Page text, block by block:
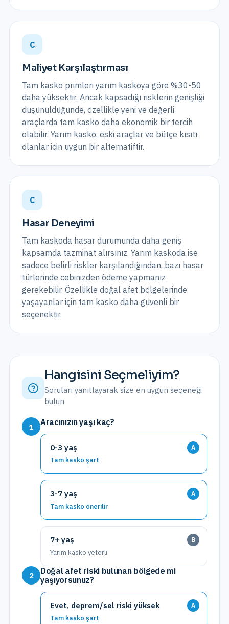
C
Maliyet Karşılaştırması
Tam kasko primleri yarım kaskoya göre %30-50
daha yüksektir. Ancak kapsadığı risklerin genişliği
düşünüldüğünde, özellikle yeni ve değerli
araçlarda tam kasko daha ekonomik bir tercih
olabilir. Yarım kasko, eski araçlar ve bütçe kısıtı
olanlar için uygun bir alternatiftir.
C
Hasar Deneyimi
Tam kaskoda hasar durumunda daha geniş
kapsamda tazminat alırsınız. Yarım kaskoda ise
sadece belirli riskler karşılandığından, bazı hasar
türlerinde cebinizden ödeme yapmanız
gerekebilir. Özellikle doğal afet bölgelerinde
yaşayanlar için tam kasko daha güvenli bir
seçenektir.
Hangisini Seçmeliyim?
Soruları yanıtlayarak size en uygun seçeneği
bulun
1 Aracınızın yaşı kaç?
A
0-3 yaş
Tam kasko şart
A
3-7 yaş
Tam kasko önerilir
B
7+ yaş
Yarım kasko yeterli
2
Doğal afet riski bulunan bölgede mi
yaşıyorsunuz?
A
Evet, deprem/sel riski yüksek
Tam kasko şart